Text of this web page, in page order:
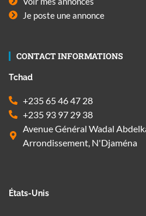
Je poste une annonce
CONTACT INFORMATIONS
Tchad
+235 65 46 47 28
+235 93 97 29 38
Avenue Général Wadal
Arrondissement, N'Djaména
États-Unis